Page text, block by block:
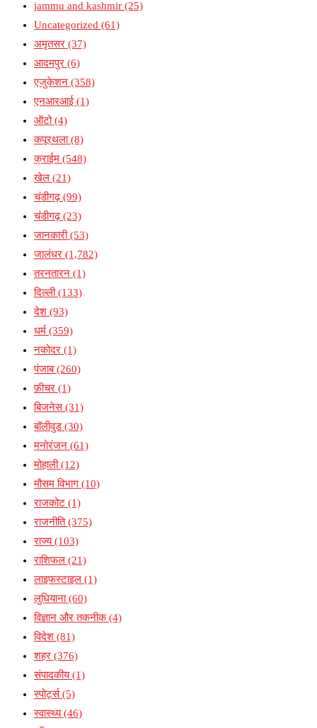
jammu and kashmir (25)
Uncategorized (61)
अमृतसर (37)
आदमपुर (6)
एजुकेशन (358)
एनआरआई (1)
ऑटो(4)
कपूरथला(8)
क्राईम (548)
खेल (21)
चंडीगढ़(99)
चंडीगढ़(23)
जानकारी(53)
जालंधर (1,782)
तरनतारन (1)
दिल्ली(133)
देश (93)
धर्म (359)
नकोदर (1)
पंजाब(260)
फ़ीचर (1)
बिजनेस(31)
बॉलीवुड(30)
मनोरंजन (61)
मोहाली(12)
मौसम विभाग (10)
राजकोट (1)
राजनीति(375)
राज्य(103)
राशिफल (21)
लाइफस्टाइल (1)
लुधियाना(60)
विज्ञान और तकनीक(4)
विदेश (81)
शहर (376)
संपादकीय(1)
स्पोर्ट्स(5)
स्वास्थ्य(46)